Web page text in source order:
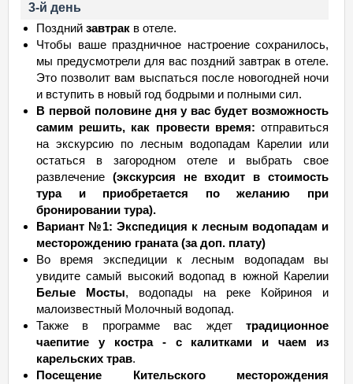
3-й день
Поздний завтрак в отеле.
Чтобы ваше праздничное настроение сохранилось,
мы предусмотрели для вас поздний завтрак в отеле.
Это позволит вам выспаться после новогодней ночи
и вступить в новый год бодрыми и полными сил.
В первой половине дня у вас будет возможность
самим решить, как провести время: отправиться
на экскурсию по лесным водопадам Карелии или
остаться в загородном отеле и выбрать свое
развлечение (экскурсия не входит в стоимость
тура и приобретается по желанию при
бронировании тура).
Вариант №1: Экспедиция к лесным водопадам и
месторождению граната (за доп. плату)
Во время экспедиции к лесным водопадам вы
увидите самый высокий водопад в южной Карелии
Белые Мосты, водопады на реке Койриноя и
малоизвестный Молочный водопад.
Также в программе вас ждет традиционное
чаепитие у костра - с калитками и чаем из
карельских трав.
Посещение Кительского месторождения